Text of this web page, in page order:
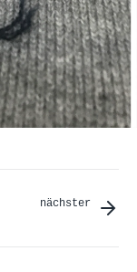
nächster